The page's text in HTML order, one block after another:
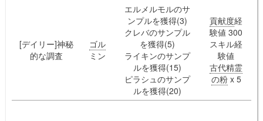
[デイリー]神秘
的な調査
ゴル
ミン
エルメルモルのサ
ンプルを獲得(3)
クレバのサンプル
を獲得(5)
ライキンのサンプ
ルを獲得(15)
ピラシュのサンプ
ルを獲得(20)
貢献度経
験値 300
スキル経
験値
古代精霊
の粉x 5